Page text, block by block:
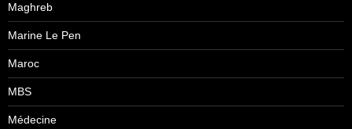
Maghreb
Marine Le Pen
Maroc
MBS
Médecine